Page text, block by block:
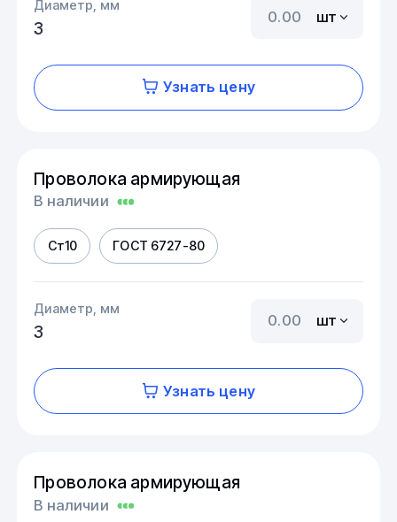
Диаметр, мм
3
шт
Узнать цену
Проволока армирующая
В наличии
Ст10 ГОСТ 6727-80
Диаметр, мм
3
шт
Узнать цену
Проволока армирующая
В наличии